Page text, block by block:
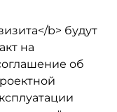
b> будут
на
об